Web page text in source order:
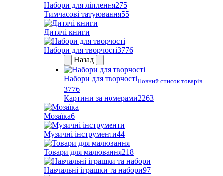
Набори для ліплення275
Тимчасові татуювання55
Дитячі книги
Набори для творчості3776
Назад
Набори для творчостіПовний список товарів
3776
Картини за номерами2263
Мозаїка6
Музичні інструменти44
Товари для малювання218
Навчальні іграшки та набори97